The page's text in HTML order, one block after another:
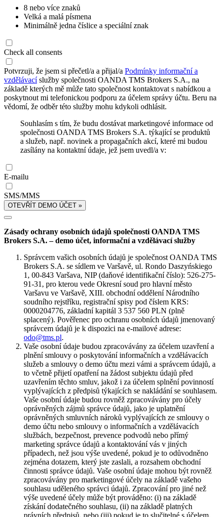
8 nebo více znaků
Velká a malá písmena
Minimálně jedna číslice a speciální znak
Check all consents
Potvrzuji, že jsem si přečetl/a a přijal/a Podmínky informační a
vzdělávacíslužby společnosti OANDA TMS Brokers S.A., na
základě kterých mě může tato společnost kontaktovat s nabídkou a
poskytnout mi telefonickou podporu za účelem správy účtu. Beru na
vědomí, že odběr této služby mohu kdykoli odhlásit.
Souhlasím s tím, že budu dostávat marketingové informace od
společnosti OANDA TMS Brokers S.A. týkající se produktů
a služeb, např. novinek a propagačních akcí, které mi budou
zasílány na kontaktní údaje, jež jsem uvedl/a v:
E-mailu
SMS/MMS
OTEVŘÍT DEMO ÚČET »
Zásady ochrany osobních údajů společnosti OANDA TMS
Brokers S.A. – demo účet, informační a vzdělávací služby
Správcem vašich osobních údajů je společnost OANDA TMS
Brokers S.A. se sídlem ve Varšavě, ul. Rondo Daszyńskiego
1, 00-843 Varšava, NIP (daňové identifikační číslo): 526-275-
91-31, pro kterou vede Okresní soud pro hlavní město
Varšavu ve Varšavě, XIII. obchodní oddělení Národního
soudního rejstříku, registrační spisy pod číslem KRS:
0000204776, základní kapitál 3 537 560 PLN (plně
splacený). Pověřenec pro ochranu osobních údajů jmenovaný
správcem údajů je k dispozici na e-mailové adrese:
odo@tms.pl.
Vaše osobní údaje budou zpracovávány za účelem uzavření a
plnění smlouvy o poskytování informačních a vzdělávacích
služeb a smlouvy o demo účtu mezi vámi a správcem údajů, a
to včetně přijetí opatření na žádost subjektu údajů před
uzavřením těchto smluv, jakož i za účelem splnění povinností
vyplývajících z předpisů týkajících se nakládání se souhlasem.
Vaše osobní údaje budou rovněž zpracovávány pro účely
oprávněných zájmů správce údajů, jako je uplatnění
oprávněných smluvních nároků vyplývajících ze smlouvy o
demo účtu nebo smlouvy o informačních a vzdělávacích
službách, bezpečnost, prevence podvodů nebo přímý
marketing správce údajů a kontaktování vás v jiných
případech, než jsou výše uvedené, pokud je to odůvodněno
zejména dotazem, který jste zaslali, a rozsahem obchodní
činnosti správce údajů. Vaše osobní údaje mohou být rovněž
zpracovávány pro marketingové účely na základě vašeho
souhlasu uděleného správci údajů. Zpracování pro jiné než
výše uvedené účely může být prováděno: (i) na základě
získání dodatečného souhlasu, (ii) na základě platných
právních předpisů, nebo (iii) pokud je to slučitelné s účelem,